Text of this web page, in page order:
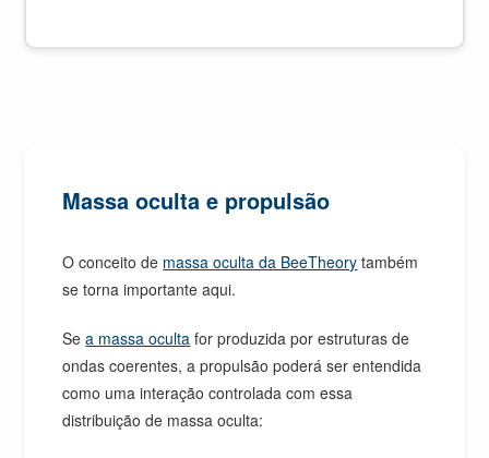
Massa oculta e propulsão
O conceito de massa oculta da BeeTheory também
se torna importante aqui.
Sea massa oculta for produzida por estruturas de
ondas coerentes, a propulsão poderá ser entendida
como uma interação controlada com essa
distribuição de massa oculta: